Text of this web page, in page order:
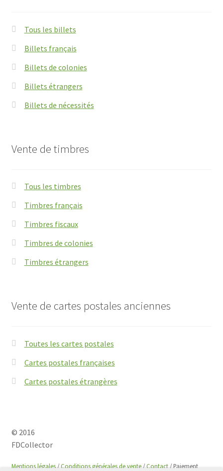
Tous les billets
Billets français
Billets de colonies
Billets étrangers
Billets de nécessités
Vente de timbres
Tous les timbres
Timbres français
Timbres fiscaux
Timbres de colonies
Timbres étrangers
Vente de cartes postales anciennes
Toutes les cartes postales
Cartes postales françaises
Cartes postales étrangères
© 2016
FDCollector
Mentions légales/Conditions générales de vente/Contact/ Paiement